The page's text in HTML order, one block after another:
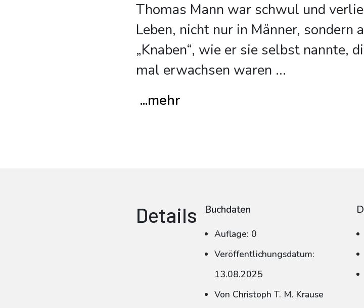
Thomas Mann war schwul und
Leben, nicht nur in Männer, sondern
„Knaben“, wie er sie selbst nannte,
mal erwachsen waren ...
...mehr
Details Buchdaten
Auflage: 0
Veröffentlichungsdatum:
13.08.2025
Von Christoph T. M. Krause